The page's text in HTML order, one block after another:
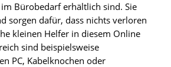
Bürobedarf erhältlich sind. Sie
sorgen dafür, dass nichts verloren
kleinen Helfer in diesem Online
sind beispielsweise
PC, Kabelknochen oder